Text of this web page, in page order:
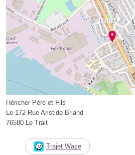
Héricher Père et Fils
Le 172 Rue Aristide Briand
76580 Le Trait
Trajet Waze